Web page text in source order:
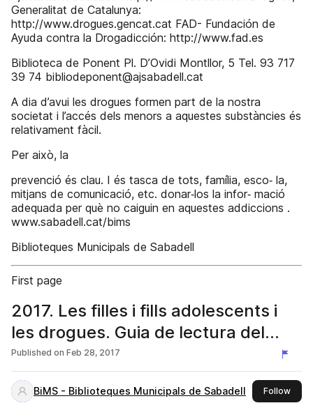
Generalitat de Catalunya:
http://www.drogues.gencat.cat FAD- Fundación de
Ayuda contra la Drogadicción: http://www.fad.es
Biblioteca de Ponent Pl. D’Ovidi Montllor, 5 Tel. 93 717
39 74 bibliodeponent@ajsabadell.cat
A dia d’avui les drogues formen part de la nostra
societat i l’accés dels menors a aquestes substàncies és
relativament fàcil.
Per això, la
prevenció és clau. I és tasca de tots, família, esco‐ la,
mitjans de comunicació, etc. donar‐los la infor‐ mació
adequada per què no caiguin en aquestes addiccions .
www.sabadell.cat/bims
Biblioteques Municipals de Sabadell
First page
2017. Les filles i fills adolescents i
les drogues. Guia de lectura del
Racó de mares i pares.
Published on Feb 28, 2017
BiMS - Biblioteques Municipals de Sabadell Followthis